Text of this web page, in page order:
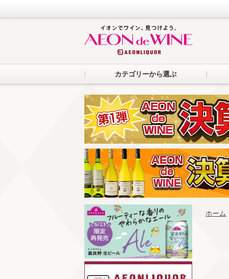
カテゴリーから選ぶ
ホーム